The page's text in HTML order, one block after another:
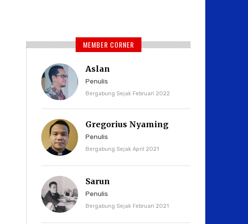
MEMBER CORNER
Aslan
Penulis
Bergabung Sejak Februari 2022
Gregorius Nyaming
Penulis
Bergabung Sejak April 2021
Sarun
Penulis
Bergabung Sejak Februari 2021